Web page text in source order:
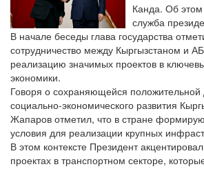
Канда. Об
служба
В начале беседы глава государства
сотрудничество между Кыргызстаном и
реализацию значимых проектов в
экономики.
Говоря о сохраняющейся положительной
социально-экономического развития
Жапаров отметил, что в стране
условия для реализации крупных
В этом контексте Президент
проектах в транспортном секторе,